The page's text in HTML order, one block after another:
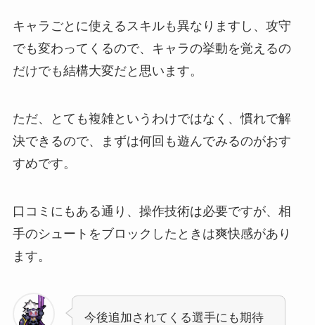
キャラごとに使えるスキルも異なりますし、攻守
でも変わってくるので、キャラの挙動を覚えるの
だけでも結構大変だと思います。
ただ、とても複雑というわけではなく、慣れで解
決できるので、まずは何回も遊んでみるのがおす
すめです。
口コミにもある通り、操作技術は必要ですが、相
手のシュートをブロックしたときは爽快感があり
ます。
今後追加されてくる選手にも期待